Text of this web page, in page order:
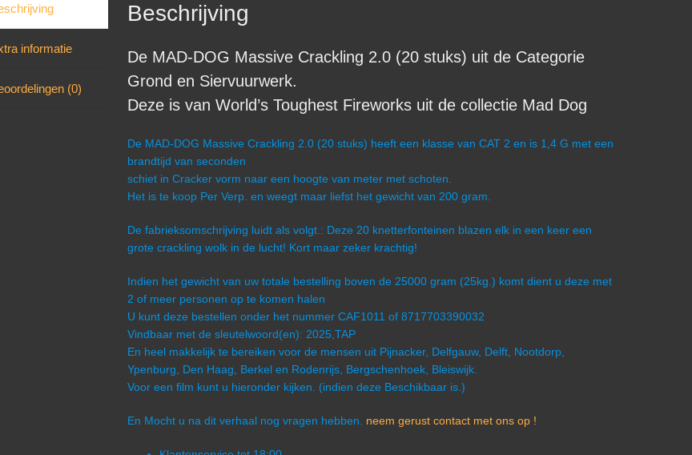
informatie
(0)
Beschrijving
De MAD-DOG Massive Crackling 2.0 (20 stuks) uit de Categorie
Grond en Siervuurwerk.
Deze is van World’s Toughest Fireworks uit de collectie Mad Dog
De MAD-DOG Massive Crackling 2.0 (20 stuks) heeft een klasse van CAT 2 en is 1,4 G met een
brandtijd van seconden
schiet in Cracker vorm naar een hoogte van meter met schoten.
Het is te koop Per Verp. en weegt maar liefst het gewicht van 200 gram.
De fabrieksomschrijving luidt als volgt.: Deze 20 knetterfonteinen blazen elk in een keer een
grote crackling wolk in de lucht! Kort maar zeker krachtig!
Indien het gewicht van uw totale bestelling boven de 25000 gram (25kg.) komt dient u deze met
2 of meer personen op te komen halen
U kunt deze bestellen onder het nummer CAF1011 of 8717703390032
Vindbaar met de sleutelwoord(en): 2025,TAP
En heel makkelijk te bereiken voor de mensen uit Pijnacker, Delfgauw, Delft, Nootdorp,
Ypenburg, Den Haag, Berkel en Rodenrijs, Bergschenhoek, Bleiswijk.
Voor een film kunt u hieronder kijken. (indien deze Beschikbaar is.)
En Mocht u na dit verhaal nog vragen hebben. neem gerust contact met ons op !